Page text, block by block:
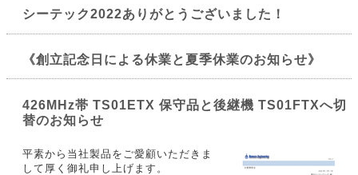
シーテック2022ありがとうございました！
《創立記念日による休業と夏季休業のお知らせ》
426MHz帯 TS01ETX 保守品と後継機 TS01FTXへ切
替のお知らせ
平素から当社製品をご愛顧いただきま
して厚く御礼申し上げます。